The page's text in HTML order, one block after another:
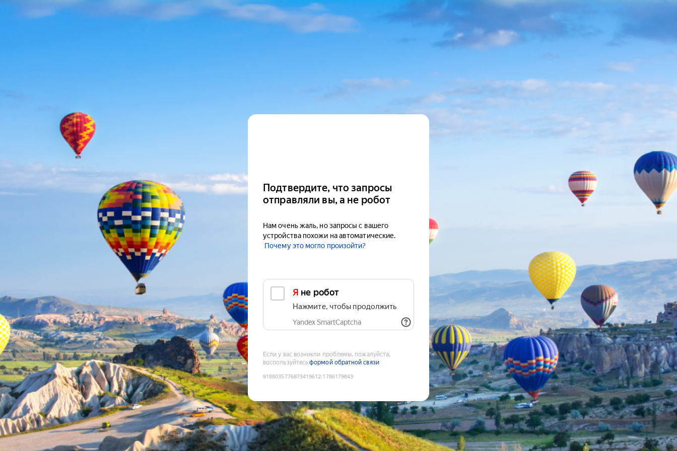
Подтвердите, что запросы
отправляли вы, а не робот
Нам очень жаль, но запросы с вашего
устройства похожи на автоматические.
Почему это могло произойти?
Я не робот
Нажмите, чтобы продолжить
Yandex SmartCaptcha
Если у вас возникли проблемы, пожалуйста,
воспользуйтесьформой обратной связи
9188035776873419612:1786179843